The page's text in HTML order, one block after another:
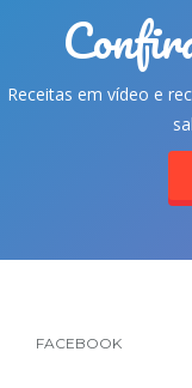
Receitas em vídeo e
FACEBOOK